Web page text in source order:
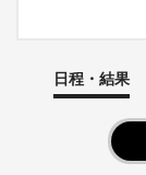
日程・結果